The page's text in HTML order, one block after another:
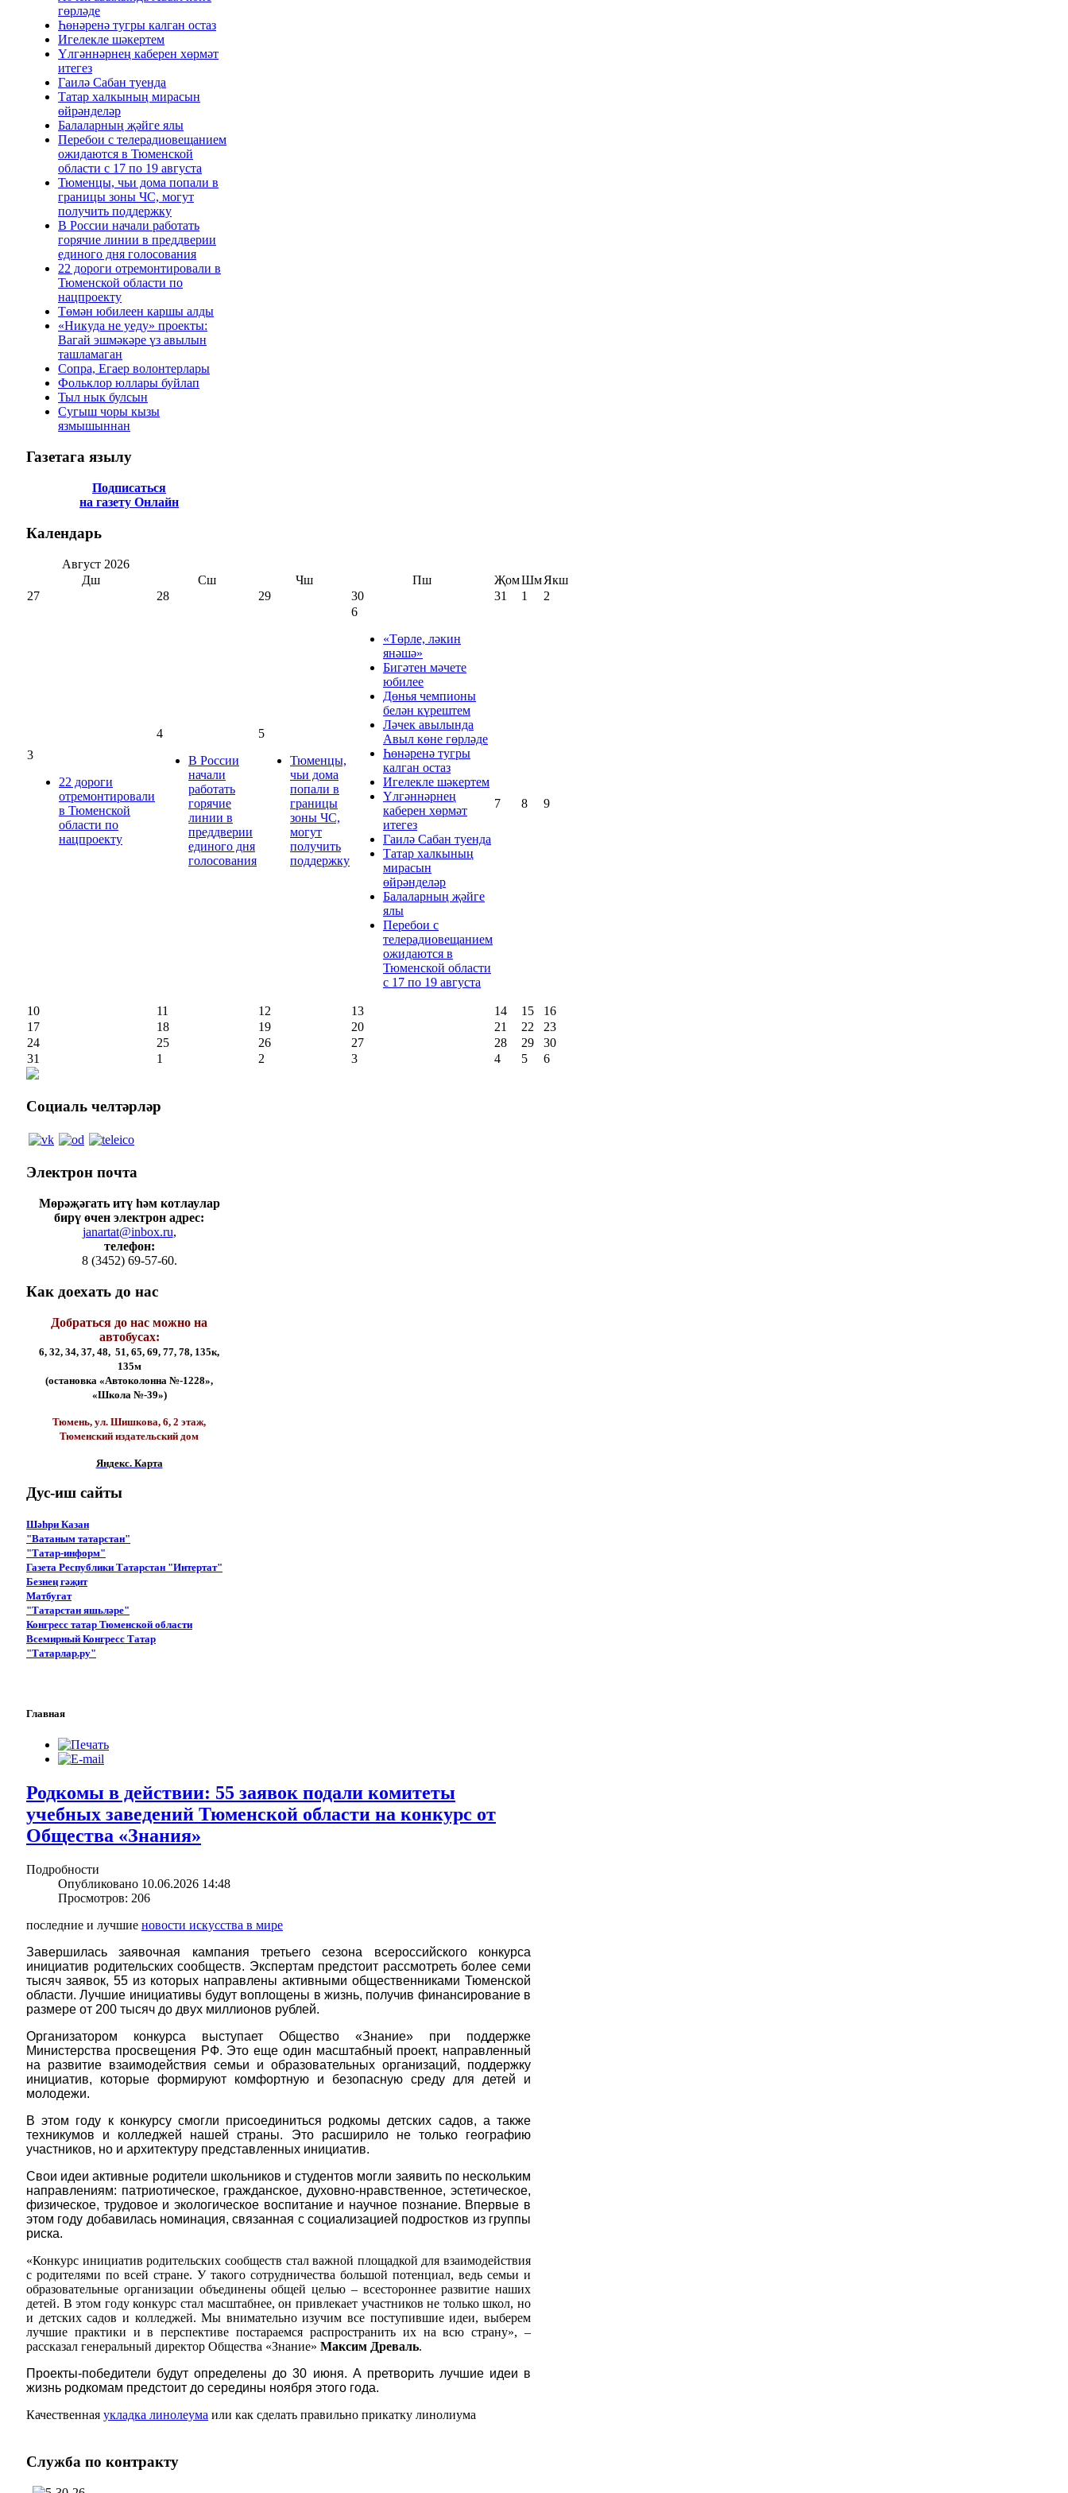
гөрләде
Һөнәренә тугры калган остаз
Игелекле шәкертем
Үлгәннәрнең каберен хөрмәт
итегез
Гаилә Сабан туенда
Татар халкының мирасын
өйрәнделәр
Балаларның җәйге ялы
Перебои с телерадиовещанием
ожидаются в Тюменской
области с 17 по 19 августа
Тюменцы, чьи дома попали в
границы зоны ЧС, могут
получить поддержку
В России начали работать
горячие линии в преддверии
единого дня голосования
22 дороги отремонтировали в
Тюменской области по
нацпроекту
Төмән юбилеен каршы алды
«Никуда не уеду» проекты:
Вагай эшмәкәре үз авылын
ташламаган
Сопра, Егаер волонтерлары
Фольклор юллары буйлап
Тыл нык булсын
Сугыш чоры кызы
язмышыннан
Газетага язылу
Подписаться
на газету Онлайн
Календарь
Август 2026
Дш
Сш Чш Пш ҖомШмЯкш
27
28 29 30 31 1 2
3
22 дороги
отремонтировали
в Тюменской
области по
нацпроекту
4
В России
начали
работать
горячие
линии в
преддверии
единого дня
голосования
5
Тюменцы,
чьи дома
попали в
границы
зоны ЧС,
могут
получить
поддержку
6
«Төрле, ләкин
янәшә»
Бигәтен мәчете
юбилее
Дөнья чемпионы
белән күрештем
Ләчек авылында
Авыл көне гөрләде
Һөнәренә тугры
калган остаз
Игелекле шәкертем
Үлгәннәрнең
каберен хөрмәт
итегез
Гаилә Сабан туенда
Татар халкының
мирасын
өйрәнделәр
Балаларның җәйге
ялы
Перебои с
телерадиовещанием
ожидаются в
Тюменской области
с 17 по 19 августа
7 8 9
10 11 12 13 14 15
16
17
18 19 20 21 22
23
24
25 26 27 28 29
30
31
1 2 3 4 5 6
Социаль челтәрләр
Электрон почта
Мөрәҗәгать итү һәм котлаулар
бирү өчен электрон адрес:
janartat@inbox.ru,
телефон:
8 (3452) 69-57-60.
Как доехать до нас
Добраться до нас можно на
автобусах:
6, 32, 34, 37, 48, 51, 65, 69, 77, 78, 135к,
135м
(остановка «Автоколонна №-1228»,
«Школа №-39»)
Тюмень, ул. Шишкова, 6, 2 этаж,
Тюменский издательский дом
Яндекс. Карта
Дус-иш сайты
Шәһри Казан
"Ватаным татарстан"
"Татар-информ"
Газета Республики Татарстан "Интертат"
Безнең гәҗит
Матбугат
"Татарстан яшьләре"
Конгресс татар Тюменской области
Всемирный Конгресс Татар
"Татарлар.ру"
Главная
Родкомы в действии: 55 заявок подали комитеты
учебных заведений Тюменской области на конкурс от
Общества «Знания»
Подробности
Опубликовано 10.06.2026 14:48
Просмотров: 206
последние и лучшие новости искусства в мире
Завершилась заявочная кампания третьего сезона всероссийского конкурса
инициатив родительских сообществ. Экспертам предстоит рассмотреть более семи
тысяч заявок, 55 из которых направлены активными общественниками Тюменской
области. Лучшие инициативы будут воплощены в жизнь, получив финансирование в
размере от 200 тысяч до двух миллионов рублей.
Организатором конкурса выступает Общество «Знание» при поддержке
Министерства просвещения РФ. Это еще один масштабный проект, направленный
на развитие взаимодействия семьи и образовательных организаций, поддержку
инициатив, которые формируют комфортную и безопасную среду для детей и
молодежи.
В этом году к конкурсу смогли присоединиться родкомы детских садов, а также
техникумов и колледжей нашей страны. Это расширило не только географию
участников, но и архитектуру представленных инициатив.
Свои идеи активные родители школьников и студентов могли заявить по нескольким
направлениям: патриотическое, гражданское, духовно-нравственное, эстетическое,
физическое, трудовое и экологическое воспитание и научное познание. Впервые в
этом году добавилась номинация, связанная с социализацией подростков из группы
риска.
«Конкурс инициатив родительских сообществ стал важной площадкой для взаимодействия
с родителями по всей стране. У такого сотрудничества большой потенциал, ведь семьи и
образовательные организации объединены общей целью – всестороннее развитие наших
детей. В этом году конкурс стал масштабнее, он привлекает участников не только школ, но
и детских садов и колледжей. Мы внимательно изучим все поступившие идеи, выберем
лучшие практики и в перспективе постараемся распространить их на всю страну», –
рассказал генеральный директор Общества «Знание» Максим Древаль.
Проекты-победители будут определены до 30 июня. А претворить лучшие идеи в
жизнь родкомам предстоит до середины ноября этого года.
Качественная укладка линолеума или как сделать правильно прикатку линолиума
Служба по контракту